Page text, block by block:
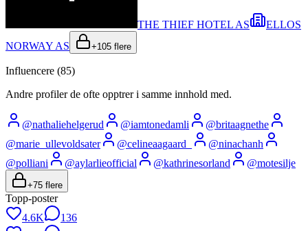
THE THIEF HOTEL AS
ELLOS
NORWAY AS
+105 flere
Influencere (85)
Andre profiler de ofte opptrer i samme innhold med.
@nathaliehelgerud @iamtonedamli @britaagnethe
@marie_ullevoldsater @celineaagaard_ @ninachanh
@polliani @aylarlieofficial @kathrinesorland @motesilje
+75 flere
Topp-poster
4.6K
136